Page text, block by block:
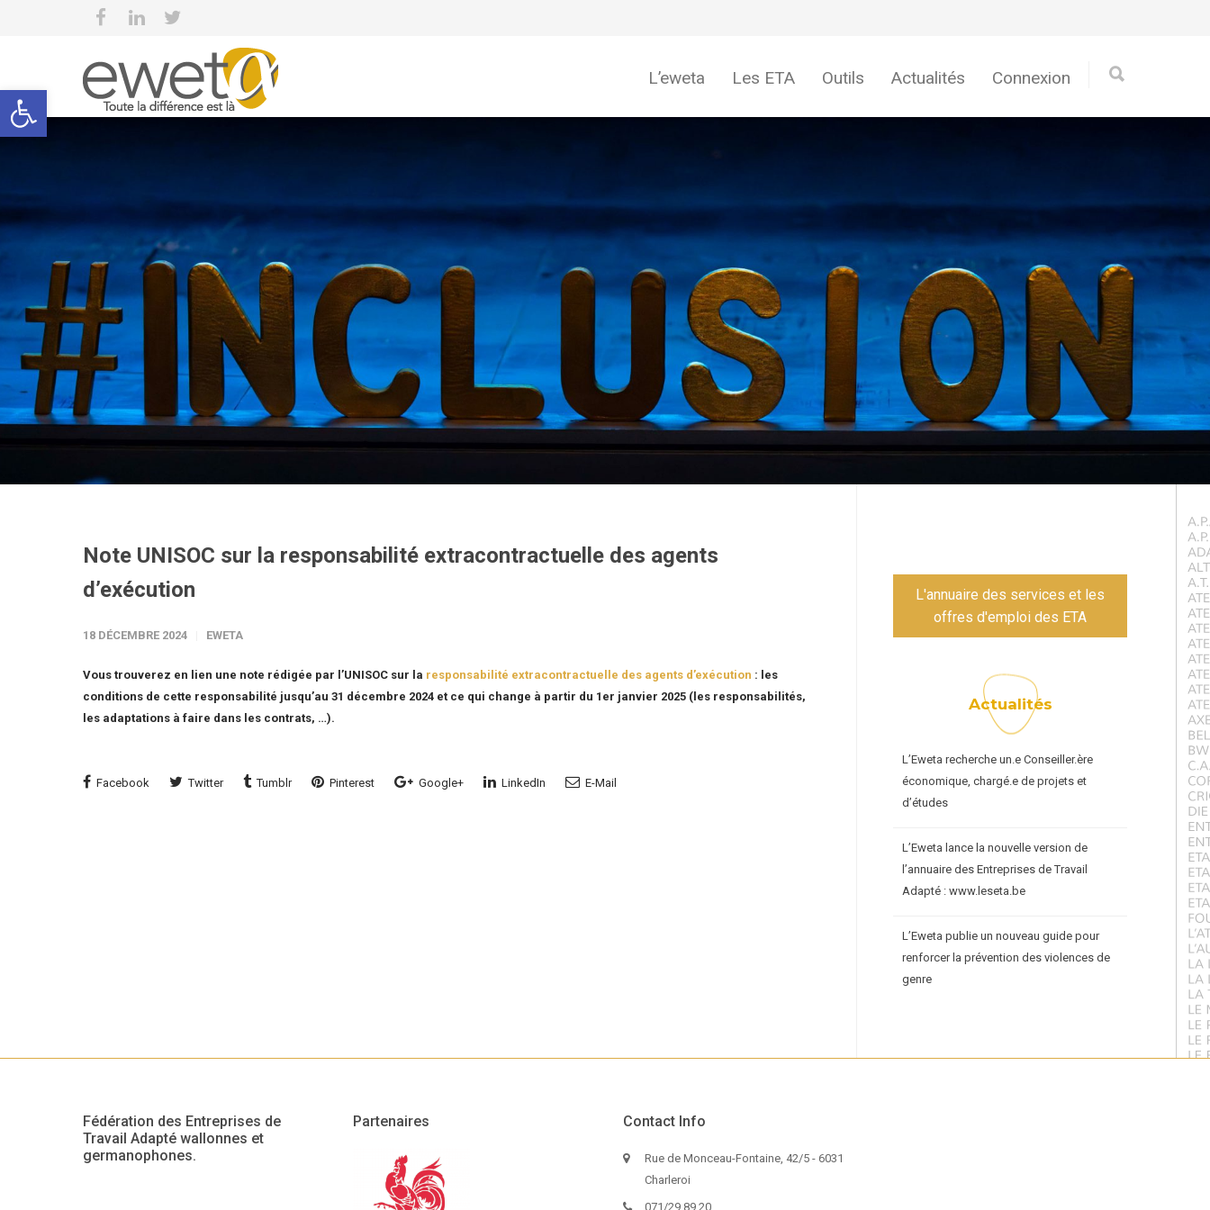
Open toolbar
L’eweta Les ETA Outils Actualités Connexion
eweta
Note UNISOC sur la responsabilité extracontractuelle des agents
d’exécution
18 DÉCEMBRE 2024 EWETA
Vous trouverez en lien une note rédigée par l’UNISOC sur la responsabilité extracontractuelle des agents d’exécution : les
conditions de cette responsabilité jusqu’au 31 décembre 2024 et ce qui change à partir du 1er janvier 2025 (les responsabilités,
les adaptations à faire dans les contrats, …).
Facebook Twitter Tumblr Pinterest Google+ LinkedIn E-Mail
L'annuaire des services et les
offres d'emploi des ETA
Actualités
L’Eweta recherche un.e Conseiller.ère
économique, chargé.e de projets et
d’études
L’Eweta lance la nouvelle version de
l’annuaire des Entreprises de Travail
Adapté : www.leseta.be
L’Eweta publie un nouveau guide pour
renforcer la prévention des violences de
genre
Fédération des Entreprises de
Travail Adapté wallonnes et
germanophones.
Partenaires Contact Info
Rue de Monceau-Fontaine, 42/5 - 6031
Charleroi
071/29.89.20